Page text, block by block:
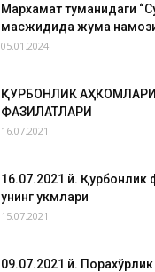
Мархамат туманидаги
масжидида жума намози
05.01.2024
ҚУРБОНЛИК
ФАЗИЛАТЛАРИ
16.07.2021
16.07.2021 й. Қурбонлик
унинг ҳукмлари
15.07.2021
09.07.2021 й.